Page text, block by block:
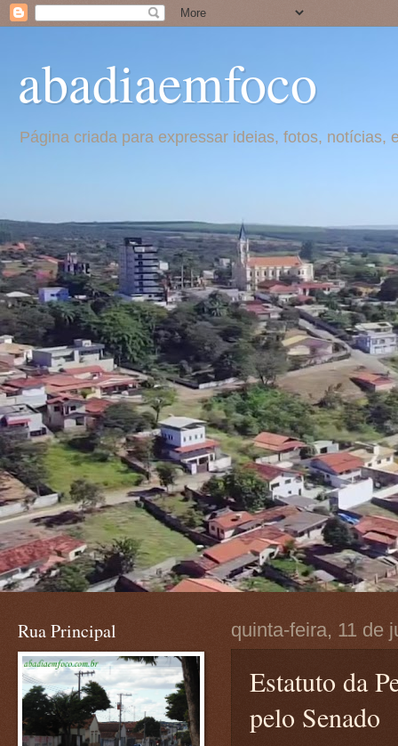
abadiaemfoco
Página criada para expressar ideias, fotos,
quinta-feira, 11 de
Estatuto da
pelo Senado
Rua Principal